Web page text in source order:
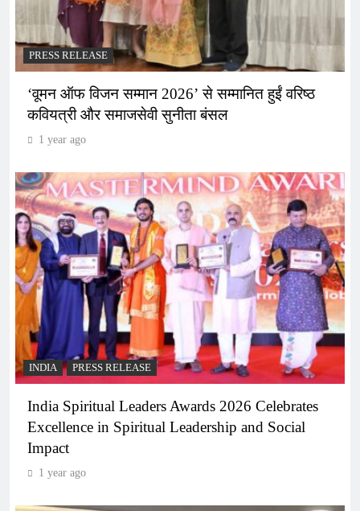
PRESS RELEASE
‘वूमन ऑफ विजन सम्मान 2026’ से सम्मानित हुईं वरिष्ठ
कवियत्री और समाजसेवी सुनीता बंसल
1 year ago
INDIA PRESS RELEASE
India Spiritual Leaders Awards 2026 Celebrates
Excellence in Spiritual Leadership and Social
Impact
1 year ago